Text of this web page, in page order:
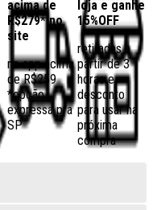
acima de
R$279* no
site
no app acima
de R$259
*opção
expressa pra
SP
loja e ganhe
15%OFF
retiradas a
partir de 3
horas e
desconto
para usar na
próxima
compra